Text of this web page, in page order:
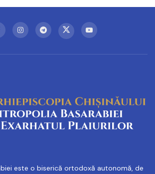
este o biserică ortodoxă autonomă, de